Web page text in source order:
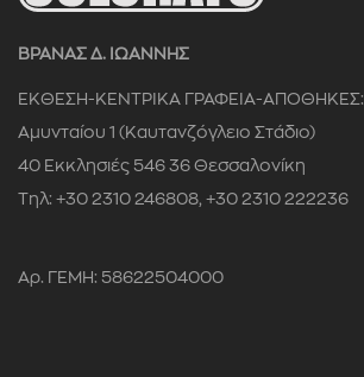
ΒΡΑΝΑΣ Δ. ΙΩΑΝΝΗΣ
ΕΚΘΕΣΗ-ΚΕΝΤΡΙΚΑ ΓΡΑΦΕΙΑ-ΑΠΟΘΗΚΕΣ:
Αμυνταίου 1 (Καυτανζόγλειο Στάδιο)
40 Εκκλησιές 546 36 Θεσσαλονίκη
Τηλ: +30 2310 246808, +30 2310 222236
Αρ. ΓΕΜΗ: 58622504000